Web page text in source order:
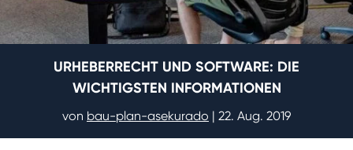
URHEBERRECHT UND SOFTWARE: DIE
WICHTIGSTEN INFORMATIONEN
von bau-plan-asekurado | 22. Aug. 2019